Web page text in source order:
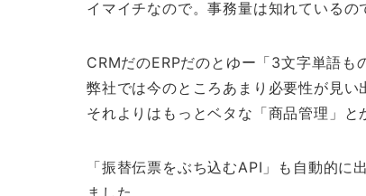
イマイチなので。事務量は知れているの
CRMだのERPだのとゆー「3文字単語も
弊社では今のところあまり必要性が見い
それよりはもっとベタな「商品管理」と
「振替伝票をぶち込むAPI」も自動的に